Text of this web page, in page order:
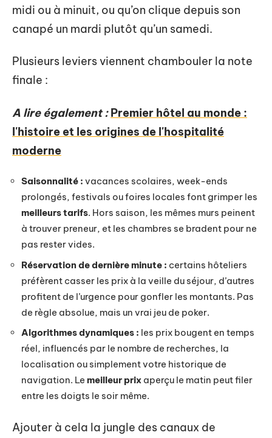
midi ou à minuit, ou qu’on clique depuis son
canapé un mardi plutôt qu’un samedi.
Plusieurs leviers viennent chambouler la note
finale :
A lire également : Premier hôtel au monde :
l'histoire et les origines de l'hospitalité
moderne
Saisonnalité : vacances scolaires, week-ends
prolongés, festivals ou foires locales font grimper les
meilleurs tarifs. Hors saison, les mêmes murs peinent
à trouver preneur, et les chambres se bradent pour ne
pas rester vides.
Réservation de dernière minute : certains hôteliers
préfèrent casser les prix à la veille du séjour, d’autres
profitent de l’urgence pour gonfler les montants. Pas
de règle absolue, mais un vrai jeu de poker.
Algorithmes dynamiques : les prix bougent en temps
réel, influencés par le nombre de recherches, la
localisation ou simplement votre historique de
navigation. Le meilleur prix aperçu le matin peut filer
entre les doigts le soir même.
Ajouter à cela la jungle des canaux de